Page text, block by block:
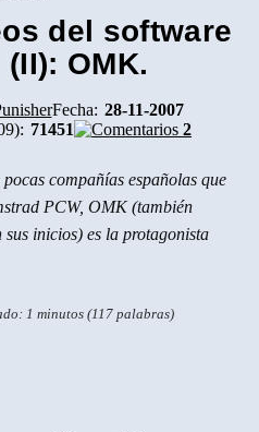
del software
OMK.
Fecha: 28-11-2007
71451 2
compañías españolas que
PCW, OMK (también
inicios) es la protagonista
1 minutos (117 palabras)